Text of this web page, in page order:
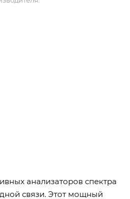
анализаторов спектра
связи. Этот мощный